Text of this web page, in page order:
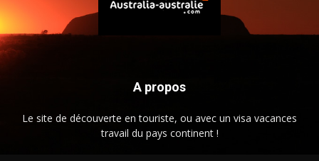
A propos
Le site de découverte en touriste, ou avec un visa vacances
travail du pays continent !